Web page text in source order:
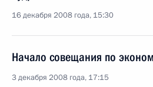
16 декабря 2008 года, 15:30
Начало совещания по
3 декабря 2008 года, 17:15